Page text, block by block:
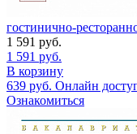
гостинично-
1 591 руб.
1 591 руб.
В корзину
639 руб. Онлайн
Ознакомиться